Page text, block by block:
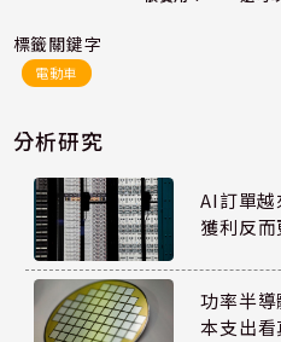
標籤關鍵字
電動車
分析研究
AI訂單
獲利反而
功率半
本支出